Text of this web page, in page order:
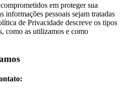
em proteger sua
informações pessoais sejam tratadas
de Privacidade descreve os tipos
como as utilizamos e como